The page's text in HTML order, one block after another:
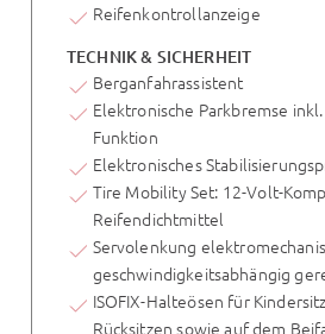
Reifenkontrollanzeige
TECHNIK & SICHERHEIT
Berganfahrassistent
Elektronische Parkbremse
Funktion
Elektronisches
Tire Mobility Set: 12-Volt-
Reifendichtmittel
Servolenkung
geschwindigkeitsabhängig
ISOFIX-Halteösen für
Rücksitzen sowie auf dem